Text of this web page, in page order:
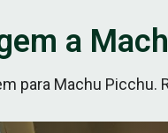
a
para Machu Picchu.